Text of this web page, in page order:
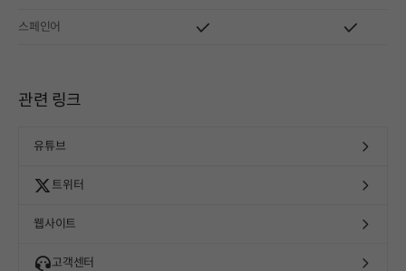
스페인어
관련 링크
유튜브
트위터
웹사이트
고객센터